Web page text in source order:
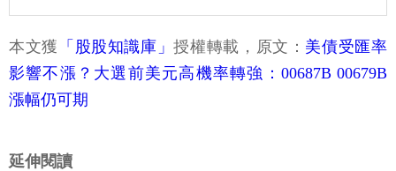
本文獲 「股股知識庫」授權轉載，原文： 美債受匯率
影響不漲？大選前美元高機率轉強：00687B 00679B
漲幅仍可期
延伸閱讀